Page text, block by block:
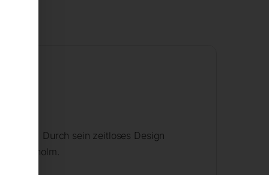
Durch sein zeitloses Design
Knieholm.